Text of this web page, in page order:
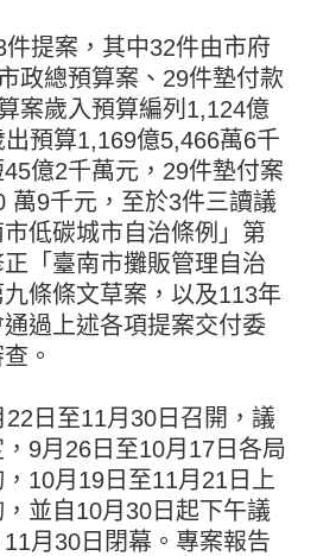
提案，其中32件由市府
政總預算案、29件墊付款
案歲入預算編列1,124億
預算1,169億5,466萬6千
億2千萬元，29件墊付案
萬9千元，至於3件三讀議
低碳城市自治條例」第
「臺南市攤販管理自治
條條文草案，以及113年
過上述各項提案交付委
。
日至11月30日召開，議
9月26日至10月17日各局
10月19日至11月21日上
並自10月30日起下午議
月30日閉幕。專案報告